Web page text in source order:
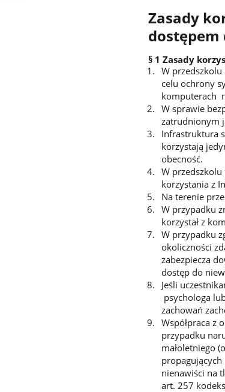
Zasady
§ 1 Zasady
W
celu ochrony
komputerach
W sprawie
zatrudnionym
Infrastruktura
korzystają
obecność.
W przedszkolu
korzystania z
Na terenie
W przypadku
korzystał z
W przypadku
okoliczności
zabezpiecza
dostęp do
Jeśli
psychologa
zachowań
Współpraca z
przypadku
małoletniego
nienawiści na
art. 257